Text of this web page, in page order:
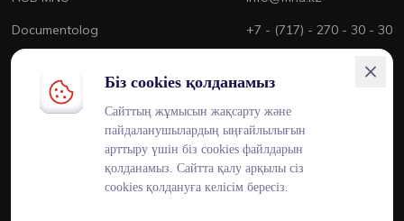
+7 - (717) - 270 - 30 - 30
+7 - (700) - 170 - 30 - 30
Documentolog
Canvas
Platonus
Біз cookies қолданамыз
Сайттың жұмысын жақсарту және
пайдаланушылардың ыңғайлылығын
арттыру үшін біз cookies файлдарын
қолданамыз. Сайтта қалу арқылы сіз
cookies қолдануға келісім бересіз.